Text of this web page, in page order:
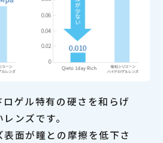
ゲル特有の硬さを和らげ
ンズです。
面が瞳との摩擦を低下さ